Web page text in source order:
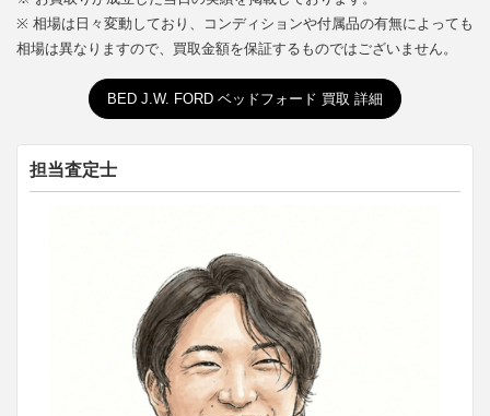
※ 相場は日々変動しており、コンディションや付属品の有無によっても
相場は異なりますので、買取金額を保証するものではございません。
BED J.W. FORD ベッドフォード 買取 詳細
担当査定士